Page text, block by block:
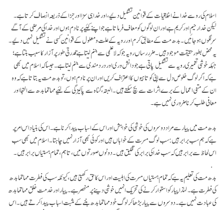
اسلام کی رو سے خدا نے اخلاقیات کے قوانین تشکیل دئیے، اور خدا ہی سزا اور جزا کے ذریعہ انصاف کرتا ہے۔
لیکن خدا رحیم اور کریم ہے اور ان لوگوں کو معاف فرماتا ہے جو اپنے کئیے پر نادم ہوں اور خدا کی مرضی کے آگے
سر نگوں ہو جائیں۔ بدھ مت کے مطابق کرم اور رویہ کے علت و معلول کے قوانین کسی نے تشکیل نہیں دئیے۔
یہ محض بطور حقیقت موجود ہیں۔ ضرر رساں رویہ جو کہ لاعلمی سے جنم لیتا ہے قدرتی طور پر آزار کا سبب بنتا ہے؛
جبکہ خوشی تعمیری رویہ سے تشکیل پاتی ہے جو دانش وری اور درد مندی سے جنم لیتا ہے۔ جیسا کہ اسلام میں بھی
ہے کہ اگر لوگ خلوص دل سے اپنی کوتاہیوں کا اعتراف کریں اور ان پر نادم ہوں، تو بدھ مت یہ بتاتا ہے کہ وہ
ان کے منفی اعمال کے برے اثرات سے بچ سکتے ہیں۔ البتہ، گناہ سے پاکیزگی کے لئیے مہاتما بدھ سے التجا اور
معافی طلب کرنا ضروری نہیں ہے۔
بدھ مت میں پیار سے مراد دوسروں کی خوشی کی خواہش اور اس کے اسباب پیدا کرنا ہے۔ اس کی بنیاد اس امر پر
ہے کہ ہم سب برابر ہیں: سب لوگ مسرت کے خواہاں ہیں اور کوئی بھی آزار نہیں چاہتا۔ اسلام میں بھی سب
اس لحاظ سے برابر ہیں کہ سب خدا کی برابر کی تخلیق ہیں۔ دونوں صورتوں میں، تاہم، تمام ہستیاں برابر ہیں۔
بدھ مت کی تعلیم یہ ہے کہ تمام ہستیاں مسرت کی اہلیت اور اس کا حق رکھتی ہیں، کیونکہ سب کی فطرت مہاتما بدھ
کی فطرت ہے۔ لہٰذا پیار کو استوار کرنے کی تحریک انہیں خوشی دینے پر منحصر ہے۔ پیار اور خدمت خلق مہاتما بدھ
کی عبادت نہیں ہے۔ دوسروں سے پیار بڑھا کر لوگ خود مہاتما بدھ بننے کے مثبت اسباب پیدا کرتے ہیں۔ اس